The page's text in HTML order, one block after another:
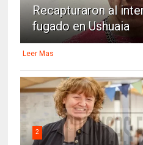
Recapturaron al
fugado en Ushuaia
Leer Mas
2